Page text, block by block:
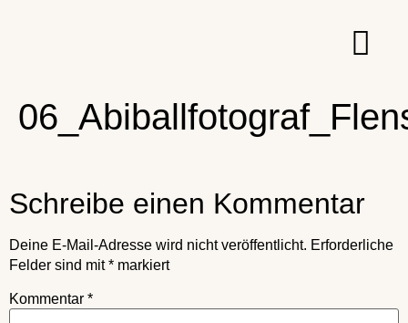
Schreibe einen Kommentar
Deine E-Mail-Adresse wird nicht veröffentlicht. Erforderliche
Felder sind mit* markiert
Kommentar *